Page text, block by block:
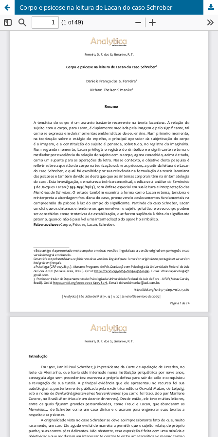
Corpo e psicose na leitura de Lacan do caso Schreber